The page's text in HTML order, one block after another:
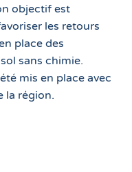
objectif est
les retours
place des
sans chimie.
mis en place avec
la région.